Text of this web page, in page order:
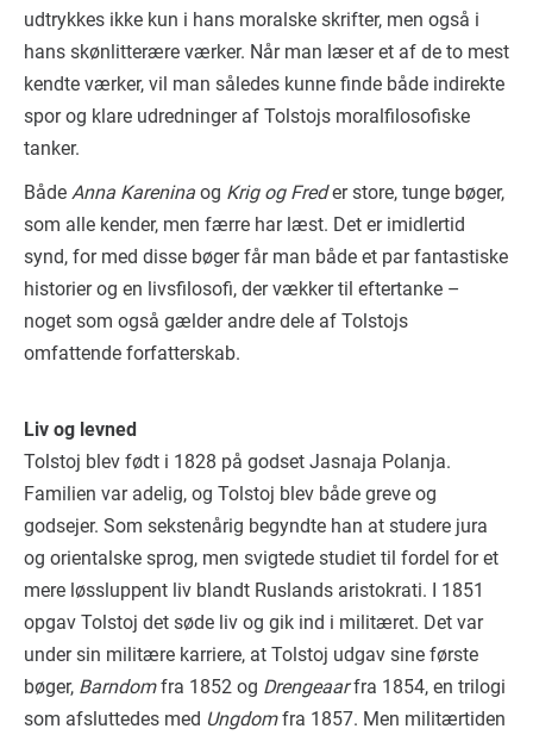
udtrykkes ikke kun i hans moralske skrifter, men også i
hans skønlitterære værker. Når man læser et af de to mest
kendte værker, vil man således kunne finde både indirekte
spor og klare udredninger af Tolstojs moralfilosofiske
tanker.
Både Anna Karenina og Krig og Freder store, tunge bøger,
som alle kender, men færre har læst. Det er imidlertid
synd, for med disse bøger får man både et par fantastiske
historier og en livsfilosofi, der vækker til eftertanke –
noget som også gælder andre dele af Tolstojs
omfattende forfatterskab.
Liv og levned
Tolstoj blev født i 1828 på godset Jasnaja Polanja.
Familien var adelig, og Tolstoj blev både greve og
godsejer. Som sekstenårig begyndte han at studere jura
og orientalske sprog, men svigtede studiet til fordel for et
mere løssluppent liv blandt Ruslands aristokrati. I 1851
opgav Tolstoj det søde liv og gik ind i militæret. Det var
under sin militære karriere, at Tolstoj udgav sine første
bøger, Barndomfra 1852 og Drengeaarfra 1854, en trilogi
som afsluttedes med Ungdomfra 1857. Men militærtiden